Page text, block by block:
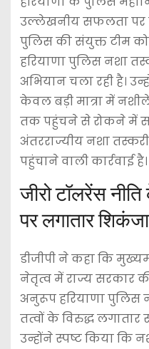
उल्लेखनीय सफलता पर
पुलिस की संयुक्त टीम
हरियाणा पुलिस नशा
अभियान चला रही है।
केवल बड़ी मात्रा में
तक पहुंचने से रोकने में
अंतरराज्यीय नशा
पहुंचाने वाली कार्रवाई है।
जीरो टॉलरेंस
पर लगातार शिकंजा
डीजीपी ने कहा कि
नेतृत्व में राज्य सरकार
अनुरूप हरियाणा पुलिस
तत्वों के विरुद्ध लगातार
उन्होंने स्पष्ट किया कि